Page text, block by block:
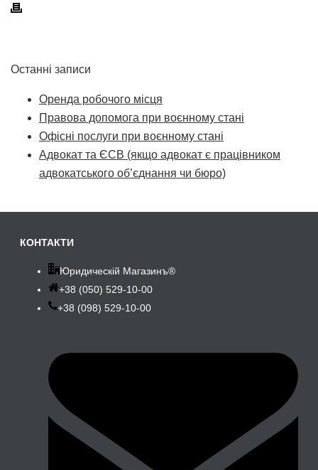
Останні записи
Оренда робочого місця
Правова допомога при воєнному стані
Офісні послуги при воєнному стані
Адвокат та ЄСВ (якщо адвокат є працівником
адвокатського об’єднання чи бюро)
КОНТАКТИ
Юридическій Магазинъ®
+38 (050) 529-10-00
+38 (098) 529-10-00